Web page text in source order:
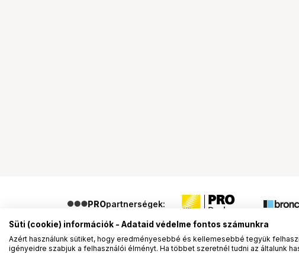
PROpartnerségek:
Süti (cookie) információk - Adataid védelme fontos számunkra
Azért használunk sütiket, hogy eredményesebbé és kellemesebbé tegyük
igényeidre szabjuk a felhasználói élményt. Ha többet szeretnél tudni az általunk